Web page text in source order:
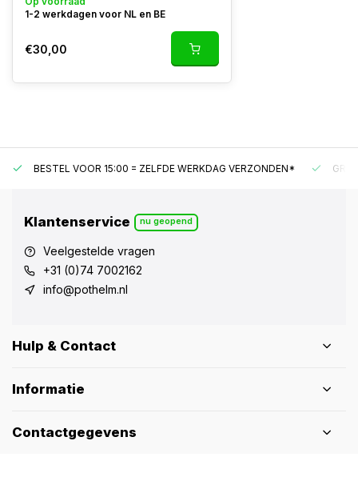
1-2 werkdagen voor NL en BE
€30,00
BESTEL VOOR 15:00 = ZELFDE WERKDAG VERZONDEN*
Klantenservice nu geopend
Veelgestelde vragen
+31 (0)74 7002162
info@pothelm.nl
Hulp & Contact
Informatie
Contactgegevens